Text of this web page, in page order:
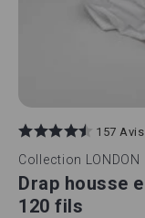
157 Avis
Collection LONDON
Drap housse
120 fils